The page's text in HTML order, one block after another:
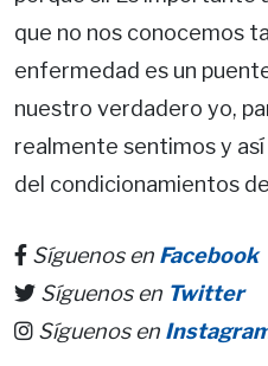
que no nos conocemos
enfermedad es un
nuestro verdadero yo,
realmente sentimos y
del condicionamientos
Síguenos en Facebook
Síguenos en Twitter
Síguenos en